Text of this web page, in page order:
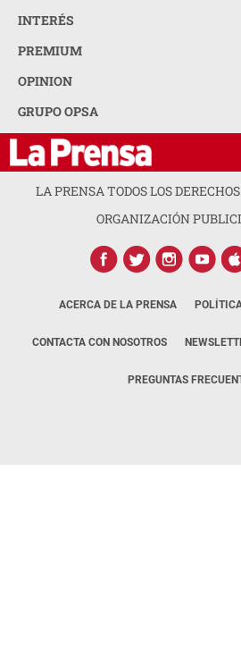
INTERÉS
PREMIUM
OPINION
GRUPO OPSA
LA PRENSA TODOS LOS
ORGANIZACIÓN
ACERCA DE LA PRENSA
CONTACTA CON NOSOTROS
PREGUNTAS